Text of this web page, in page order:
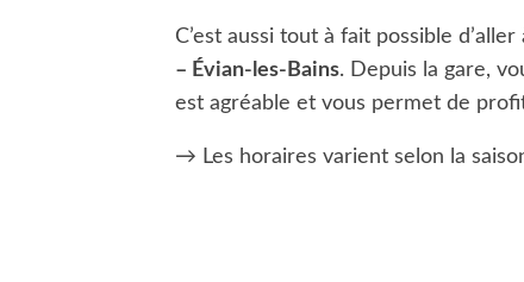
C’est aussi tout à fait possible
– Évian-les-Bains. Depuis la gare,
est agréable et vous permet de
→ Les horaires varient selon la